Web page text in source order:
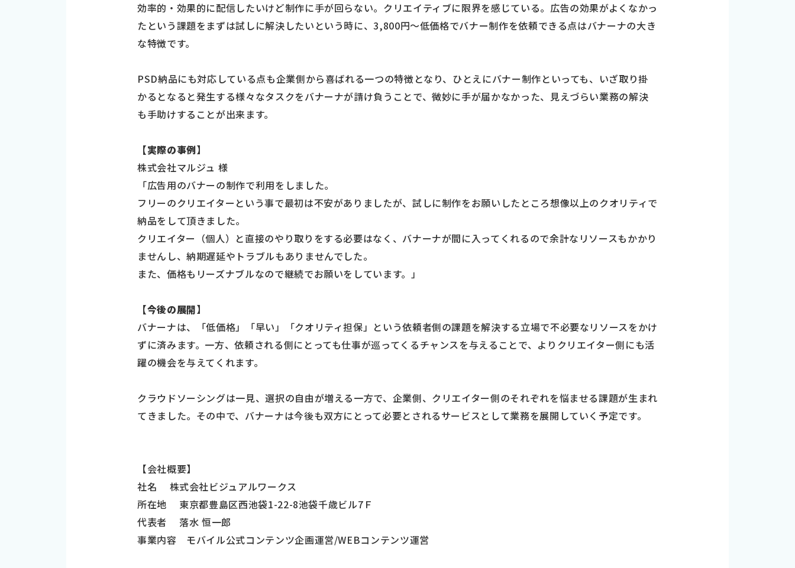
効率的・効果的に配信したいけど制作に手が回らない。クリエイティブに限界を感じている。広告の効果がよくなかっ
たという課題をまずは試しに解決したいという時に、3,800円～低価格でバナー制作を依頼できる点はバナーナの大き
な特徴です。
PSD納品にも対応している点も企業側から喜ばれる一つの特徴となり、ひとえにバナー制作といっても、いざ取り掛
かるとなると発生する様々なタスクをバナーナが請け負うことで、微妙に手が届かなかった、見えづらい業務の解決
も手助けすることが出来ます。
【実際の事例】
株式会社マルジュ 様
「広告用のバナーの制作で利用をしました。
フリーのクリエイターという事で最初は不安がありましたが、試しに制作をお願いしたところ想像以上のクオリティで
納品をして頂きました。
クリエイター（個人）と直接のやり取りをする必要はなく、バナーナが間に入ってくれるので余計なリソースもかかり
ませんし、納期遅延やトラブルもありませんでした。
また、価格もリーズナブルなので継続でお願いをしています。」
【今後の展開】
バナーナは、「低価格」「早い」「クオリティ担保」という依頼者側の課題を解決する立場で不必要なリソースをかけ
ずに済みます。一方、依頼される側にとっても仕事が巡ってくるチャンスを与えることで、よりクリエイター側にも活
躍の機会を与えてくれます。
クラウドソーシングは一見、選択の自由が増える一方で、企業側、クリエイター側のそれぞれを悩ませる課題が生まれ
てきました。その中で、バナーナは今後も双方にとって必要とされるサービスとして業務を展開していく予定です。
【会社概要】
社名 株式会社ビジュアルワークス
所在地 東京都豊島区西池袋1-22-8池袋千歳ビル7Ｆ
代表者 落水 恒一郎
事業内容 モバイル公式コンテンツ企画運営/WEBコンテンツ運営